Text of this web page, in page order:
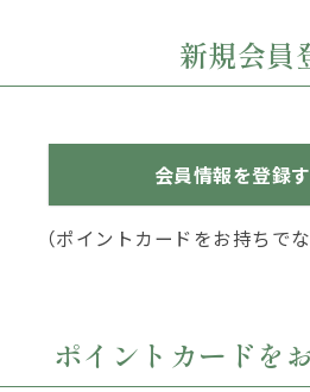
新規会員
会員情報を登録
（ポイントカードをお持ちで
ポイントカードを